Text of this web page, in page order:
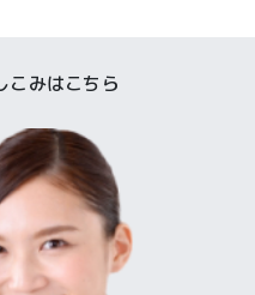
こみはこちら